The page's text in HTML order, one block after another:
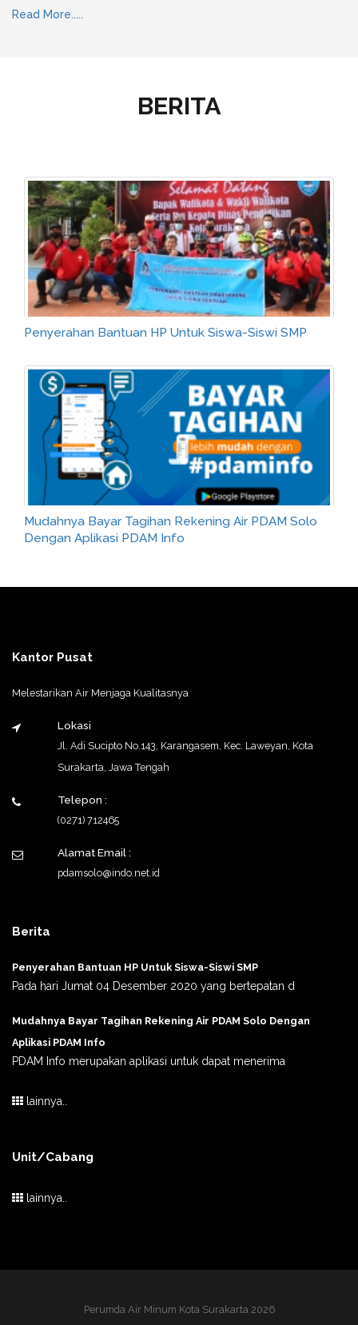
Read More.....
BERITA
Penyerahan Bantuan HP Untuk Siswa-Siswi SMP
Mudahnya Bayar Tagihan Rekening Air PDAM Solo
Dengan Aplikasi PDAM Info
Kantor Pusat
Melestarikan Air Menjaga Kualitasnya
Lokasi
Jl. Adi Sucipto No.143, Karangasem, Kec. Laweyan, Kota
Surakarta, Jawa Tengah
Telepon :
(0271) 712465
Alamat Email :
pdamsolo@indo.net.id
Berita
Penyerahan Bantuan HP Untuk Siswa-Siswi SMP
Pada hari Jumat 04 Desember 2020 yang bertepatan d
Mudahnya Bayar Tagihan Rekening Air PDAM Solo Dengan
Aplikasi PDAM Info
PDAM Info merupakan aplikasi untuk dapat menerima
lainnya..
Unit/Cabang
lainnya..
Perumda Air Minum Kota Surakarta 2026